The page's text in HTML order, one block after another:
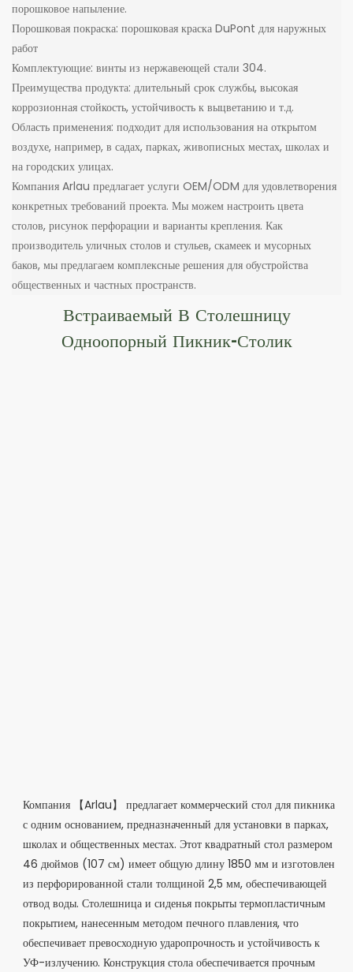
порошковое напыление.
Порошковая покраска: порошковая краска DuPont для наружных
работ
Комплектующие: винты из нержавеющей стали 304.
Преимущества продукта: длительный срок службы, высокая
коррозионная стойкость, устойчивость к выцветанию и т.д.
Область применения: подходит для использования на открытом
воздухе, например, в садах, парках, живописных местах, школах и
на городских улицах.
Компания Arlau предлагает услуги OEM/ODM для удовлетворения
конкретных требований проекта. Мы можем настроить цвета
столов, рисунок перфорации и варианты крепления. Как
производитель уличных столов и стульев, скамеек и мусорных
баков, мы предлагаем комплексные решения для обустройства
общественных и частных пространств.
Встраиваемый В Столешницу
Одноопорный Пикник-Столик
Компания 【Arlau】 предлагает коммерческий стол для пикника
с одним основанием, предназначенный для установки в парках,
школах и общественных местах. Этот квадратный стол размером
46 дюймов (107 см) имеет общую длину 1850 мм и изготовлен
из перфорированной стали толщиной 2,5 мм, обеспечивающей
отвод воды. Столешница и сиденья покрыты термопластичным
покрытием, нанесенным методом печного плавления, что
обеспечивает превосходную ударопрочность и устойчивость к
УФ-излучению. Конструкция стола обеспечивается прочным